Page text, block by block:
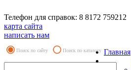
Телефон для справок: 8 8172 759212
карта сайта
написать нам
Поиск по сайту Поиск по каталогу Главная